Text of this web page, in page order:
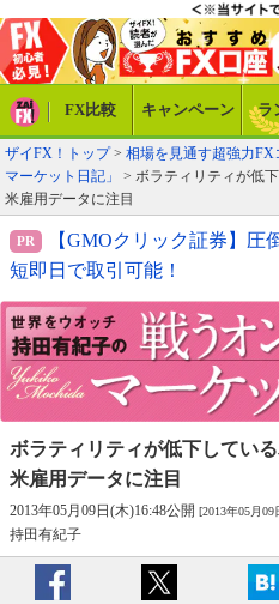
FX比較 キャンペーン ラ
ザイFX！トップ> 相場を見通す超強力FX
マーケット日記」
> ボラティリティが低
米雇用データに注目
【GMOクリック証券】圧
短即日で取引可能！
ボラティリティが低下している
米雇用データに注目
2013年05月09日(木)16:48公開 [2013年05月09
持田有紀子